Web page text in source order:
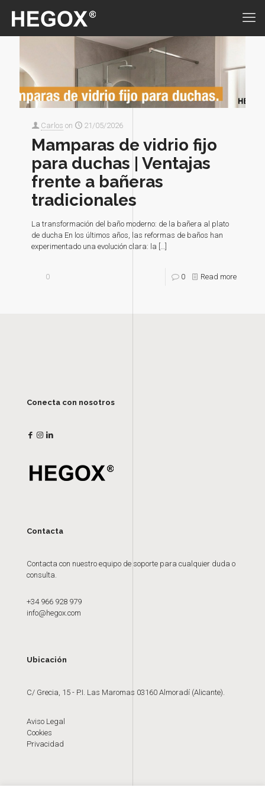
Carlos on 21/05/2026
Mamparas de vidrio fijo
para duchas | Ventajas
frente a bañeras
tradicionales
La transformación del baño moderno: de la bañera al plato
de ducha En los últimos años, las reformas de baños han
experimentado una evolución clara: la […]
0 0 Read more
Conecta con nosotros
Contacta
Contacta con nuestro equipo de soporte para cualquier duda o
consulta.
+34 966 928 979
info@hegox.com
Ubicación
C/ Grecia, 15 - P.I. Las Maromas 03160 Almoradí (Alicante).
Aviso Legal
Cookies
Privacidad